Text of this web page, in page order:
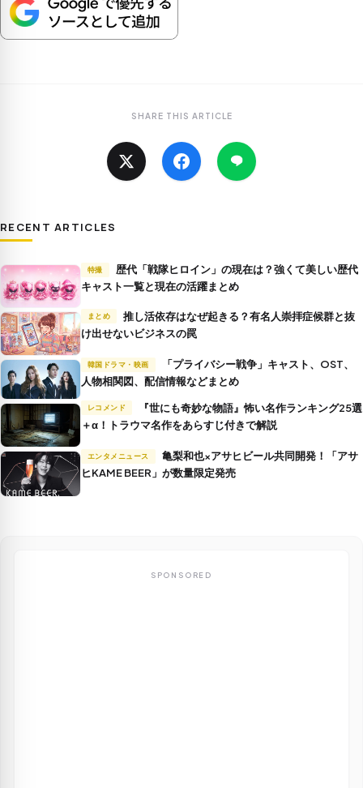
SHARE THIS ARTICLE
RECENT ARTICLES
特撮
キャスト一覧と現在の活躍まとめ
まとめ
推し活依存はなぜ起きる？有名人崇拝症候群と抜
け出せないビジネスの罠
韓国ドラマ・映画
人物相関図、配信情報などまとめ
レコメンド
＋α！トラウマ名作をあらすじ付きで解説
エンタメニュース
ヒKAME BEER」が数量限定発売
SPONSORED